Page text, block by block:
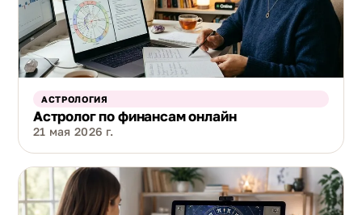
АСТРОЛОГИЯ
Астролог по финансам онлайн
21 мая 2026 г.